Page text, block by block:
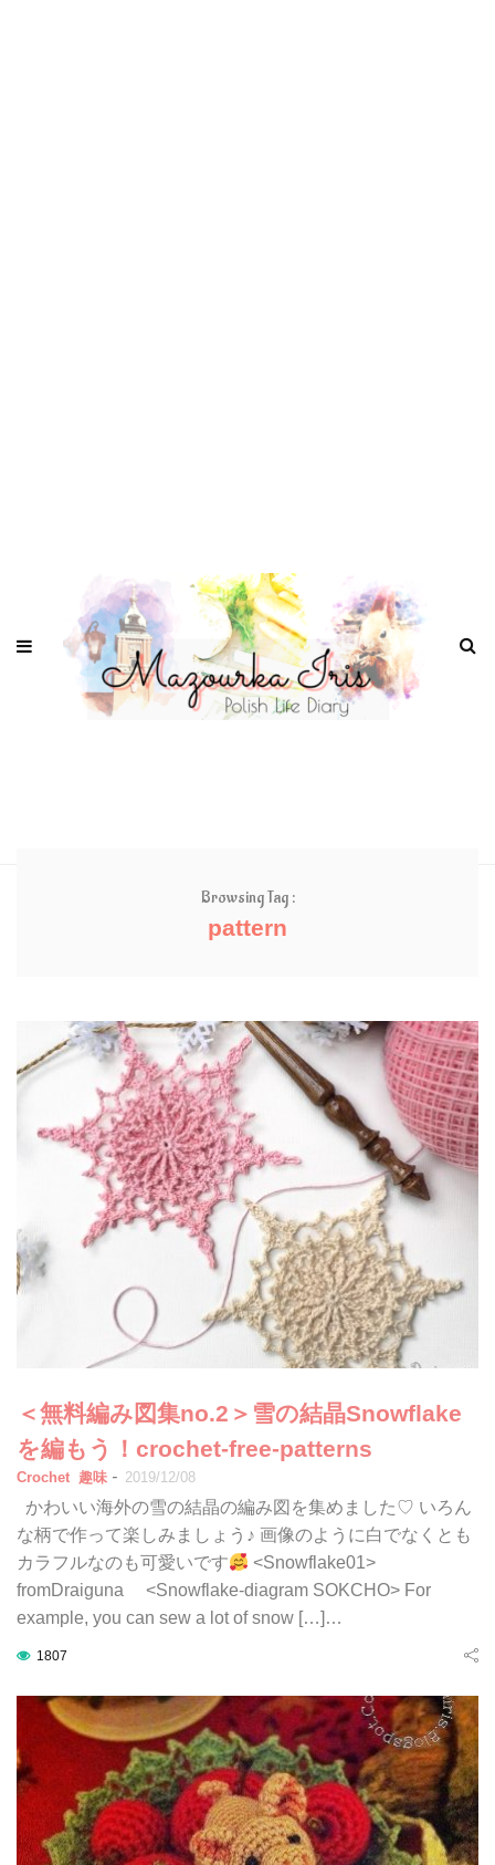
Browsing Tag :
pattern
＜無料編み図集no.2＞雪の結晶Snowflake
を編もう！crochet-free-patterns
Crochet 趣味 - 2019/12/08
かわいい海外の雪の結晶の編み図を集めました♡ いろん
な柄で作って楽しみましょう♪ 画像のように白でなくとも
カラフルなのも可愛いです
<Snowflake01>
fromDraiguna <Snowflake-diagram SOKCHO> For
example, you can sew a lot of snow […]…
1807